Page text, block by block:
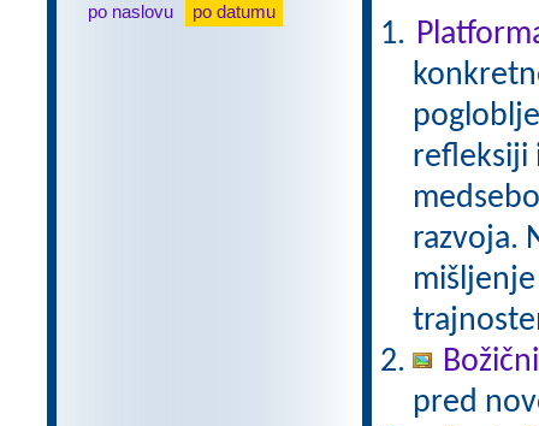
po naslovu
po datumu
refleksiji
razvoja.
pred